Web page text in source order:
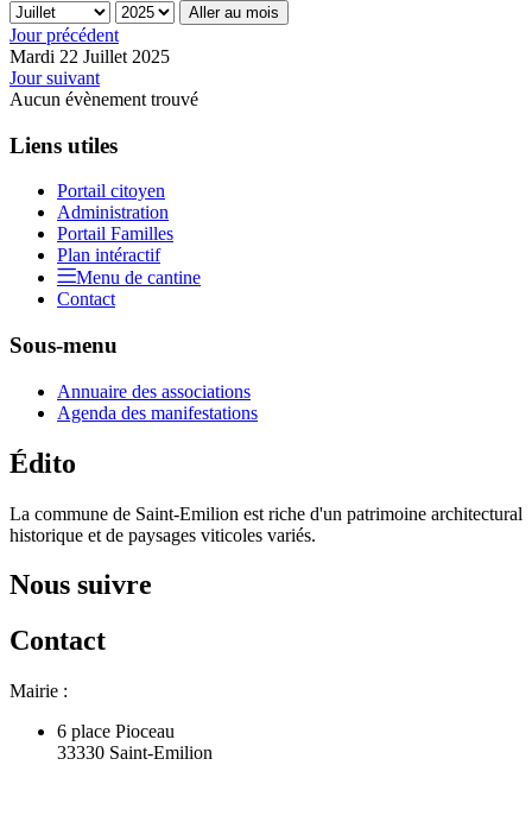
Aller au mois
Jour précédent
Mardi 22 Juillet 2025
Jour suivant
Aucun évènement trouvé
Liens utiles
Portail citoyen
Administration
Portail Familles
Plan intéractif
Menu de cantine
Contact
Sous-menu
Annuaire des associations
Agenda des manifestations
Édito
La commune de Saint-Emilion est riche d'un patrimoine architectural
historique et de paysages viticoles variés.
Nous suivre
Contact
Mairie :
6 place Pioceau
33330 Saint-Emilion